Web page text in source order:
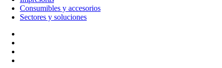
Consumibles y accesorios
Sectores y soluciones